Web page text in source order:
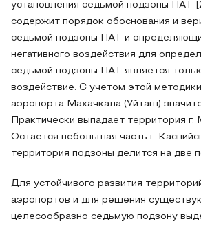
установления седьмой подзоны ПАТ
содержит порядок обоснования и
седьмой подзоны ПАТ и
негативного воздействия для
седьмой подзоны ПАТ является
воздействие. С учетом этой
аэропорта Махачкала (Уйташ)
Практически выпадает территория г.
Остается небольшая часть г.
территория подзоны делится на две
Для устойчивого развития
аэропортов и для решения
целесообразно седьмую подзону